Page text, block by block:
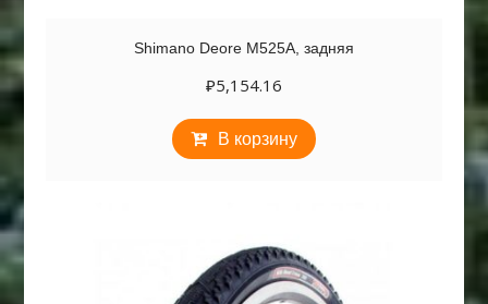
Shimano Deore M525A, задняя
₽5,154.16
В корзину